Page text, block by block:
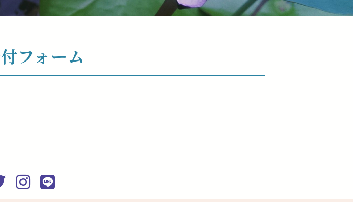
フォーム